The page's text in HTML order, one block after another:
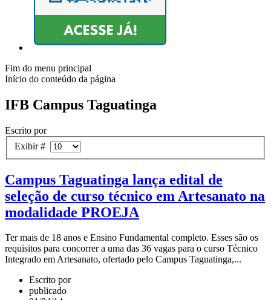
Fim do menu principal
Início do conteúdo da página
IFB Campus Taguatinga
Escrito por
Exibir #
Campus Taguatinga lança edital de
seleção de curso técnico em Artesanato na
modalidade PROEJA
Ter mais de 18 anos e Ensino Fundamental completo. Esses são os
requisitos para concorrer a uma das 36 vagas para o curso Técnico
Integrado em Artesanato, ofertado pelo Campus Taguatinga,...
Escrito por
publicado